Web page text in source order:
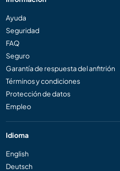
Ayuda
Seguridad
FAQ
Seguro
Garantía de respuesta del anfitrión
Términos y condiciones
Protección de datos
Empleo
Idioma
English
Deutsch